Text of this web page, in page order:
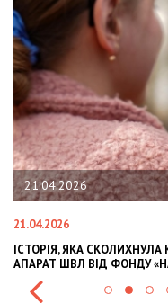
21.04.2026
21.04.2026
ІСТОРІЯ, ЯКА
АПАРАТ ШВЛ ВІД ФОНДУ